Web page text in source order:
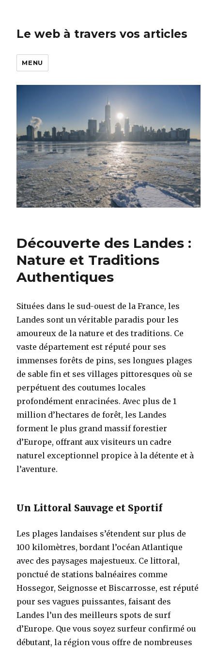
Le web à travers vos articles
MENU
Découverte des Landes :
Nature et Traditions
Authentiques
Situées dans le sud-ouest de la France, les
Landes sont un véritable paradis pour les
amoureux de la nature et des traditions. Ce
vaste département est réputé pour ses
immenses forêts de pins, ses longues plages
de sable fin et ses villages pittoresques où se
perpétuent des coutumes locales
profondément enracinées. Avec plus de 1
million d’hectares de forêt, les Landes
forment le plus grand massif forestier
d’Europe, offrant aux visiteurs un cadre
naturel exceptionnel propice à la détente et à
l’aventure.
Un Littoral Sauvage et Sportif
Les plages landaises s’étendent sur plus de
100 kilomètres, bordant l’océan Atlantique
avec des paysages majestueux. Ce littoral,
ponctué de stations balnéaires comme
Hossegor, Seignosse et Biscarrosse, est réputé
pour ses vagues puissantes, faisant des
Landes l’un des meilleurs spots de surf
d’Europe. Que vous soyez surfeur confirmé ou
débutant, la région vous offre de nombreuses